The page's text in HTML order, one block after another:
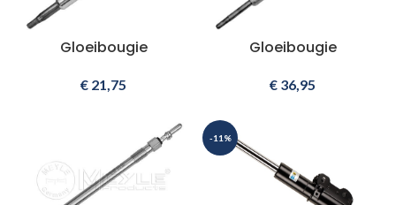
Gloeibougie
€ 21,75
Gloeibougie
€ 36,95
-11%